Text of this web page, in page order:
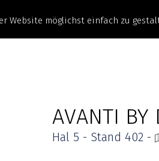
Website möglichst einfach zu
AVANTI BY
Hal 5 - Stand 402 -